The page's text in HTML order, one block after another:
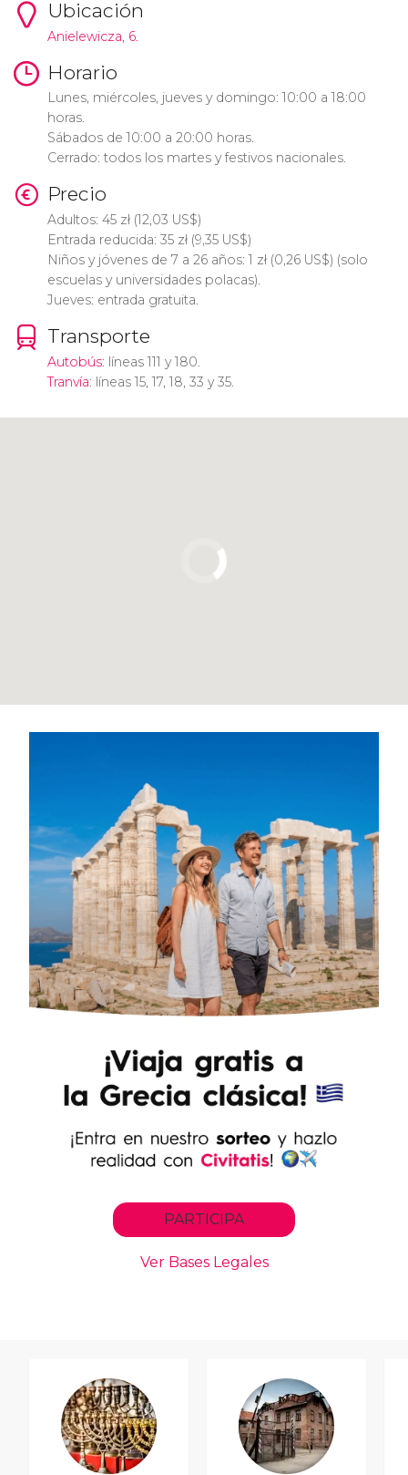
Ubicación
Anielewicza, 6.
Horario
Lunes, miércoles, jueves y domingo: 10:00 a 18:00
horas.
Sábados de 10:00 a 20:00 horas.
Cerrado: todos los martes y festivos nacionales.
Precio
Adultos: 45 zł(12,03 US$)
Entrada reducida: 35 zł(9,35 US$)
Niños y jóvenes de 7 a 26 años: 1 zł(0,26 US$) (solo
escuelas y universidades polacas).
Jueves: entrada gratuita.
Transporte
Autobús: líneas 111 y 180.
Tranvía: líneas 15, 17, 18, 33 y 35.